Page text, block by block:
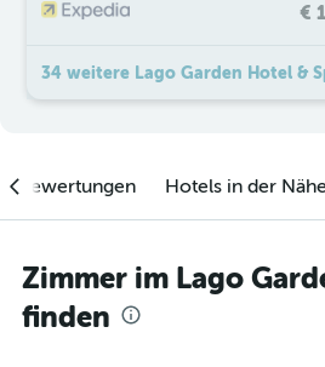
€
34 weitere Lago Garden Hotel &
Hotels in der Nähe
Zimmer im Lago
finden